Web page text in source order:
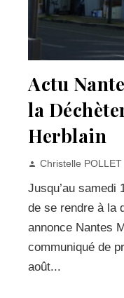
Actu
la
Herblain
Christelle POLLET
Jusqu’au samedi
de se rendre à la
annonce Nantes
communiqué de
août...